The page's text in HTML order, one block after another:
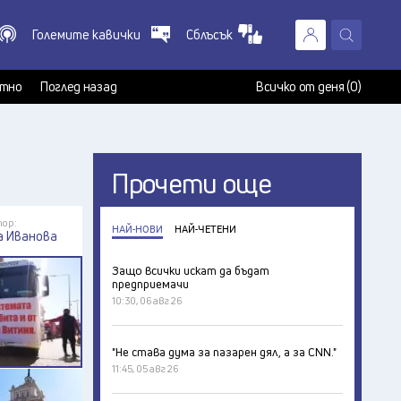
X
Големите кавички Сблъсък
Поглед назад Всичко от деня (0)
Иванова
Прочети още
НАЙ-НОВИ НАЙ-ЧЕТЕНИ
Защо всички искат да бъдат
предприемачи
10:30, 06 авг 26
"Не става дума за пазарен дял, а за CNN."
11:45, 05 авг 26